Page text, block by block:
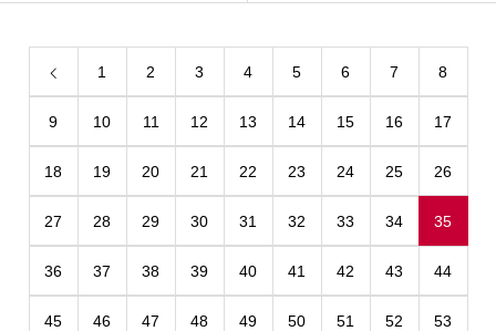
1 2 3 4 5 6 7 8
9 10 11 12 13 14 15 16 17
18 19 20 21 22 23 24 25 26
27 28 29 30 31 32 33 34 35
36 37 38 39 40 41 42 43 44
45 46 47 48 49 50 51 52 53